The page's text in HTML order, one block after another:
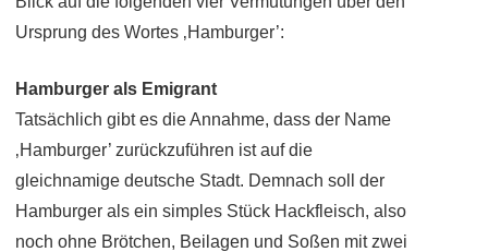
Ursprung des Wortes ‚Hamburger’:
Hamburger als Emigrant
Tatsächlich gibt es die Annahme, dass der Name
‚Hamburger’ zurückzuführen ist auf die
gleichnamige deutsche Stadt. Demnach soll der
Hamburger als ein simples Stück Hackfleisch, also
noch ohne Brötchen, Beilagen und Soßen mit zwei